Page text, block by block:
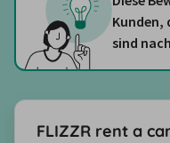
Kunden,
sind
FLIZZR rent a